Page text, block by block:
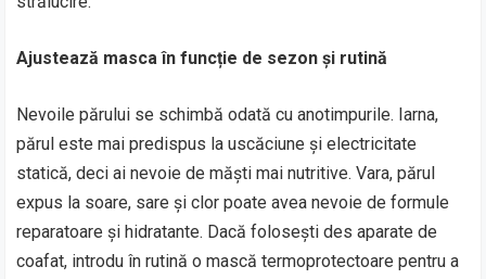
Ajustează masca în funcție de sezon și rutină
Nevoile părului se schimbă odată cu anotimpurile. Iarna,
părul este mai predispus la uscăciune și electricitate
statică, deci ai nevoie de măști mai nutritive. Vara, părul
expus la soare, sare și clor poate avea nevoie de formule
reparatoare și hidratante. Dacă folosești des aparate de
coafat, introdu în rutină o mască termoprotectoare pentru a